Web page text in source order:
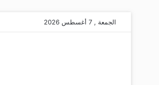
الجمعة , 7 أغسطس 2026